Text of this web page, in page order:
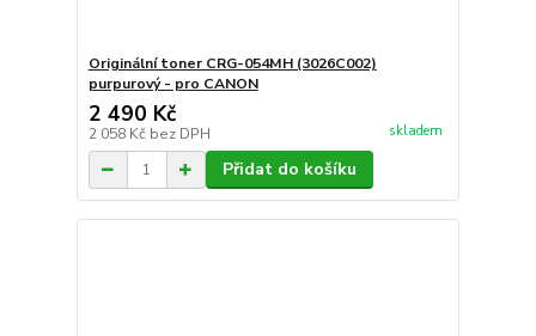
Originální toner CRG-054MH (3026C002)
purpurový - pro CANON
2 490 Kč
2 058 Kč bez DPH skladem
Přidat do košíku